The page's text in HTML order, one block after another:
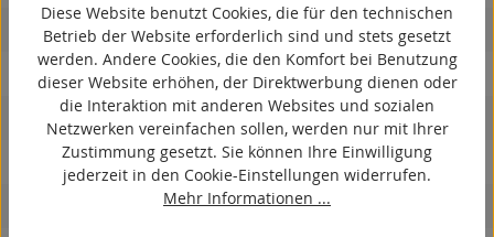
kontaktverfärbungsfrei
antistatisch
ESD
elektrisch leitfähig
korrosionsbeständig
Diese Website benutzt Cookies, die für den technischen
Betrieb der Website erforderlich sind und stets gesetzt
werden. Andere Cookies, die den Komfort bei Benutzung
dieser Website erhöhen, der Direktwerbung dienen oder
die Interaktion mit anderen Websites und sozialen
Netzwerken vereinfachen sollen, werden nur mit Ihrer
Zustimmung gesetzt. Sie können Ihre Einwilligung
jederzeit in den Cookie-Einstellungen widerrufen.
Mehr Informationen ...